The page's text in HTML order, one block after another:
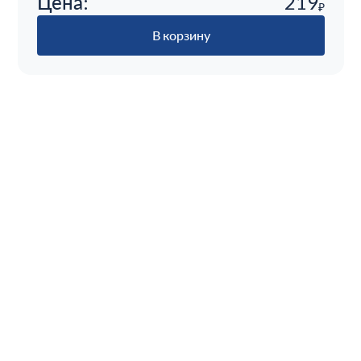
₽
В корзину